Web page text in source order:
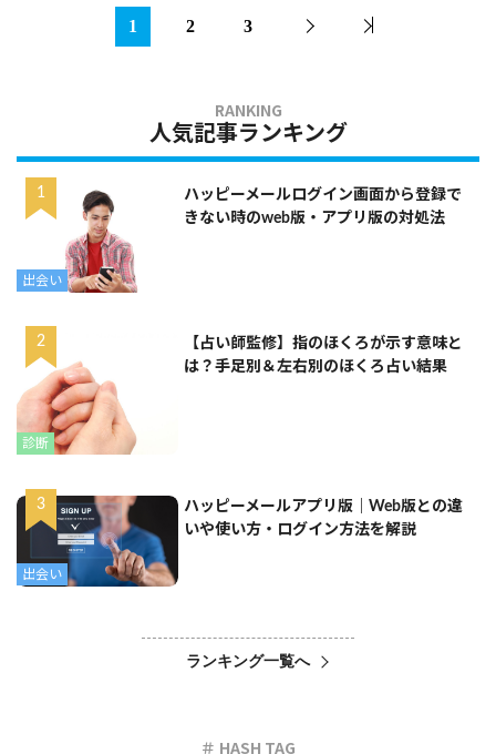
1 2 3
人気記事ランキング
出会い
ハッピーメールログイン画面から登録で
きない時のweb版・アプリ版の対処法
診断
【占い師監修】指のほくろが示す意味と
は？手足別＆左右別のほくろ占い結果
出会い
ハッピーメールアプリ版｜Web版との違
いや使い方・ログイン方法を解説
ランキング一覧へ